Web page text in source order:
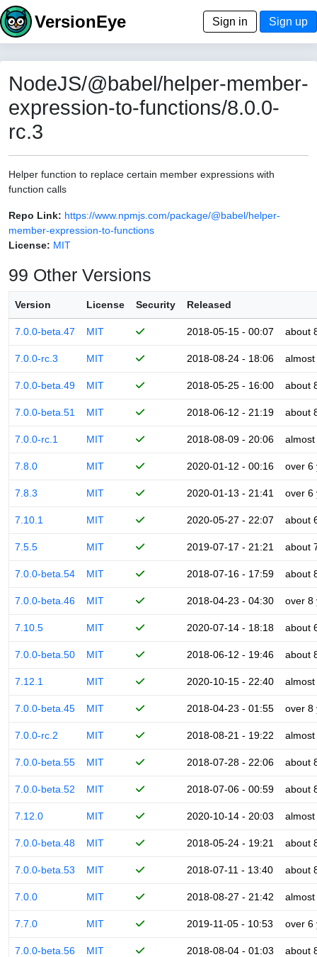
VersionEye Sign in Sign up
NodeJS/@babel/helper-member-
expression-to-functions/8.0.0-
rc.3
Helper function to replace certain member expressions with
function calls
Repo Link: https://www.npmjs.com/package/@babel/helper-
member-expression-to-functions
License: MIT
99 Other Versions
Version License Security Released
7.0.0-beta.47 MIT 2018-05-15 - 00:07 about
7.0.0-rc.3 MIT 2018-08-24 - 18:06
7.0.0-beta.49 MIT 2018-05-25 - 16:00 about
7.0.0-beta.51 MIT 2018-06-12 - 21:19 about
7.0.0-rc.1 MIT 2018-08-09 - 20:06
7.8.0 MIT 2020-01-12 - 00:16 over 6
7.8.3 MIT 2020-01-13 - 21:41 over 6
7.10.1 MIT 2020-05-27 - 22:07 about
7.5.5 MIT 2019-07-17 - 21:21 about
7.0.0-beta.54 MIT 2018-07-16 - 17:59 about
7.0.0-beta.46 MIT 2018-04-23 - 04:30 over 8
7.10.5 MIT 2020-07-14 - 18:18 about
7.0.0-beta.50 MIT 2018-06-12 - 19:46 about
7.12.1 MIT 2020-10-15 - 22:40
7.0.0-beta.45 MIT 2018-04-23 - 01:55 over 8
7.0.0-rc.2 MIT 2018-08-21 - 19:22
7.0.0-beta.55 MIT 2018-07-28 - 22:06 about
7.0.0-beta.52 MIT 2018-07-06 - 00:59 about
7.12.0 MIT 2020-10-14 - 20:03
7.0.0-beta.48 MIT 2018-05-24 - 19:21 about
7.0.0-beta.53 MIT 2018-07-11 - 13:40 about
7.0.0 MIT 2018-08-27 - 21:42
7.7.0 MIT 2019-11-05 - 10:53 over 6
7.0.0-beta.56 MIT 2018-08-04 - 01:03 about